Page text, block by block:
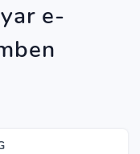
e-